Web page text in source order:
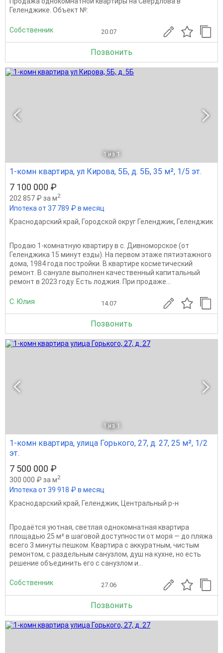
Геленджике. Oбъект №:
Собственник 20.07
Позвонить
1 из 1
1-комн квартира, ул Кирова, 5Б, д. 5Б, 35 м², 1/5 эт.
7 100 000 ₽
202 857 ₽ за м2
Ипотека от 37 789 ₽ в месяц
Краснодарский край, Городской округ Геленджик, Геленджик
Продаю 1-комнатную квартиру в с. Дивноморское (от
Геленджика 15 минут езды). На первом этаже пятиэтажного
дома, 1984 года постройки. В квартире косметический
ремонт. В санузле выполнен качественный капитальный
ремонт в 2023 году. Есть лоджия. При продаже...
С. Юлия 14.07
Позвонить
1 из 1
1-комн квартира, улица Горького, 27, д. 27, 25 м², 1/2
эт.
7 500 000 ₽
300 000 ₽ за м2
Ипотека от 39 918 ₽ в месяц
Краснодарский край, Геленджик, Центральный р-н
Продаётся уютная, светлая однокомнатная квартира
площадью 25 м² в шаговой доступности от моря — до пляжа
всего 3 минуты пешком. Квартира с аккуратным, чистым
ремонтом, с раздельным санузлом, душ на кухне, но есть
решение объединить его с санузлом и...
Собственник 27.06
Позвонить